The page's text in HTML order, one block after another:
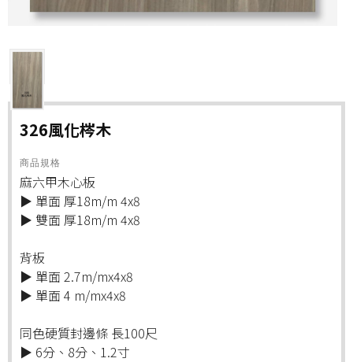
326風化梣木
商品規格
麻六甲木心板
▶ 單面 厚18m/m 4x8
▶ 雙面 厚18m/m 4x8
背板
▶ 單面 2.7m/mx4x8
▶ 單面 4 m/mx4x8
同色硬質封邊條 長100尺
▶ 6分、8分、1.2寸